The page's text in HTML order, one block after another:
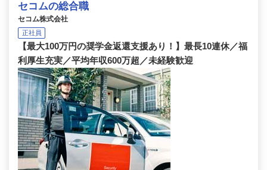
セコムの総合職
セコム株式会社
正社員
【最大100万円の奨学金返還支援あり！】最長10連休／福
利厚生充実／平均年収600万超／未経験歓迎